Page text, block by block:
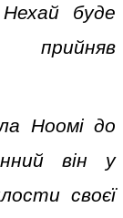
буде
прийняв
Ноомі до
він у
своєї